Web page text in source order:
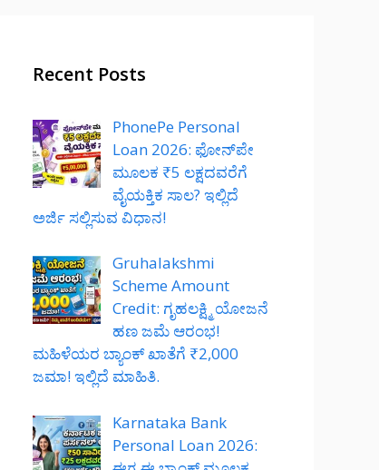
Recent Posts
PhonePe Personal
Loan 2026: ಫೋನ್‌ಪೇ
ಮೂಲಕ ₹5 ಲಕ್ಷದವರೆಗೆ
ವೈಯಕ್ತಿಕ ಸಾಲ? ಇಲ್ಲಿದೆ
ಅರ್ಜಿ ಸಲ್ಲಿಸುವ ವಿಧಾನ!
Gruhalakshmi
Scheme Amount
Credit: ಗೃಹಲಕ್ಷ್ಮಿ ಯೋಜನೆ
ಹಣ ಜಮೆ ಆರಂಭ!
ಮಹಿಳೆಯರ ಬ್ಯಾಂಕ್ ಖಾತೆಗೆ ₹2,000
ಜಮಾ! ಇಲ್ಲಿದೆ ಮಾಹಿತಿ.
Karnataka Bank
Personal Loan 2026: